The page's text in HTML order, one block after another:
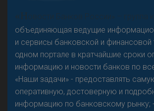
Резкого разворота на рынке
предвидится -
«Н
овости Банков России» – группа
объединяющая ведущие
и сервисы банковской и финансовой
одном портале в кратчайшие сроки
информацию и новости банков по
«Наши задачи» - предоставлять
оперативную, достоверную и
информацию по банковскому рынку;